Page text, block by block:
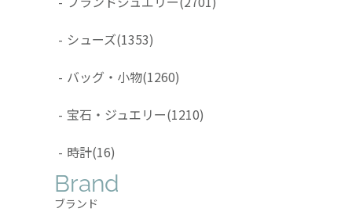
- シューズ(1353)
- バッグ・小物(1260)
- 宝石・ジュエリー(1210)
- 時計(16)
Brand
ブランド